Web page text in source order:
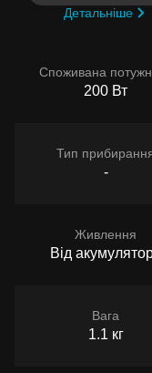
Детальніше
Споживана
200 Вт
Тип
-
Живлення
Від
Вага
1.1 кг